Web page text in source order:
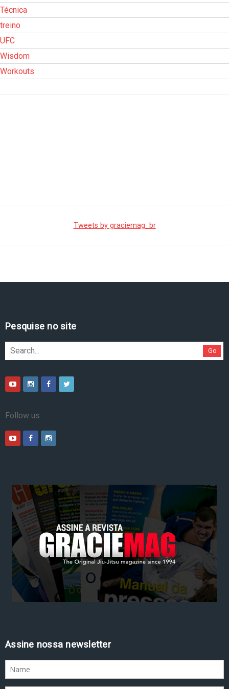
Técnica
treino
UFC
Wisdom
Workouts
Tweets by graciemag_br
Pesquise no site
Go
Follow us
Assine nossa newsletter